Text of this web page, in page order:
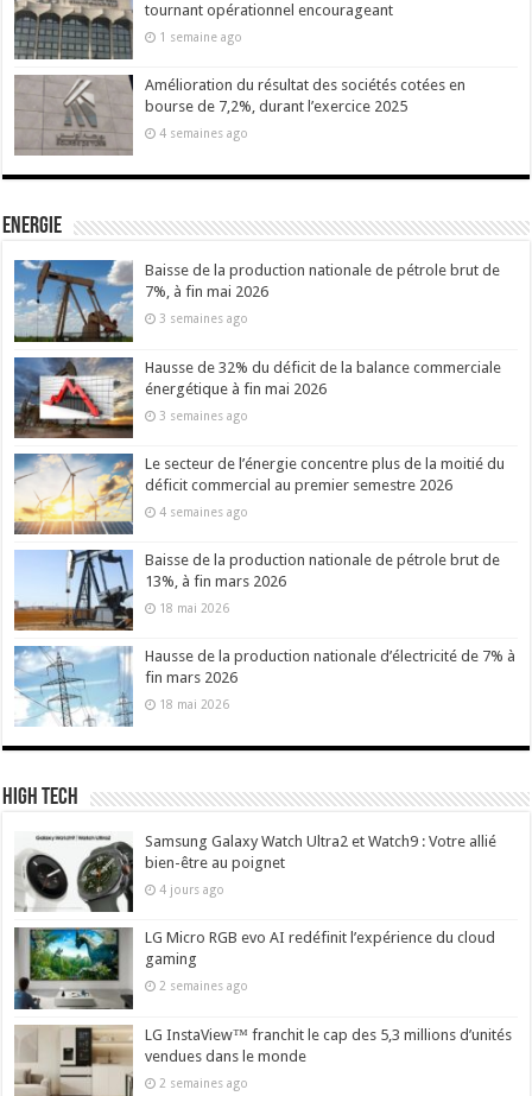
tournant opérationnel encourageant
1 semaine ago
Amélioration du résultat des sociétés cotées en
bourse de 7,2%, durant l’exercice 2025
4 semaines ago
Energie
Baisse de la production nationale de pétrole brut de
7%, à fin mai 2026
3 semaines ago
Hausse de 32% du déficit de la balance commerciale
énergétique à fin mai 2026
3 semaines ago
Le secteur de l’énergie concentre plus de la moitié du
déficit commercial au premier semestre 2026
4 semaines ago
Baisse de la production nationale de pétrole brut de
13%, à fin mars 2026
18 mai 2026
Hausse de la production nationale d’électricité de 7% à
fin mars 2026
18 mai 2026
High Tech
Samsung Galaxy Watch Ultra2 et Watch9 : Votre allié
bien-être au poignet
4 jours ago
LG Micro RGB evo AI redéfinit l’expérience du cloud
gaming
2 semaines ago
LG InstaView™ franchit le cap des 5,3 millions d’unités
vendues dans le monde
2 semaines ago